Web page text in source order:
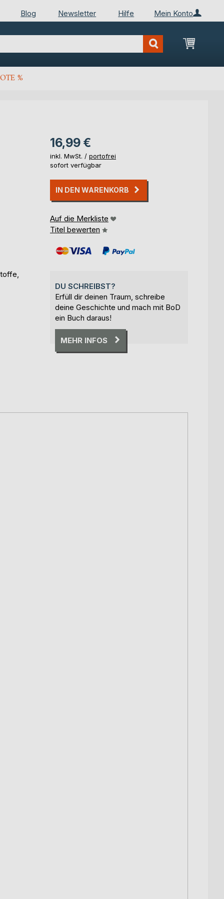
Mein Konto
Blog Newsletter Hilfe
Mein
%
16,99 €
inkl. MwSt. / portofrei
sofort verfügbar
IN DEN WARENKORB
Auf die Merkliste
Titel bewerten
DU SCHREIBST?
Erfüll dir deinen Traum, schreibe
deine Geschichte und mach mit BoD
ein Buch daraus!
MEHR INFOS